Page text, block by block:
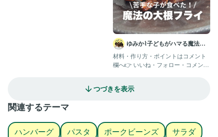
ゆみか⌇子どもがハマる魔法の
レシピ｜幼児食
材料・作り方・ポイントはコメント
欄へ👉 いいね・フォロー・コメント
つづきを表示
関連するテーマ
ハンバーグ パスタ ポークビーンズ
サラダ